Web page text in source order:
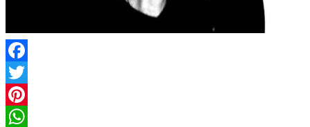
Facebook
Twitter
Pinterest